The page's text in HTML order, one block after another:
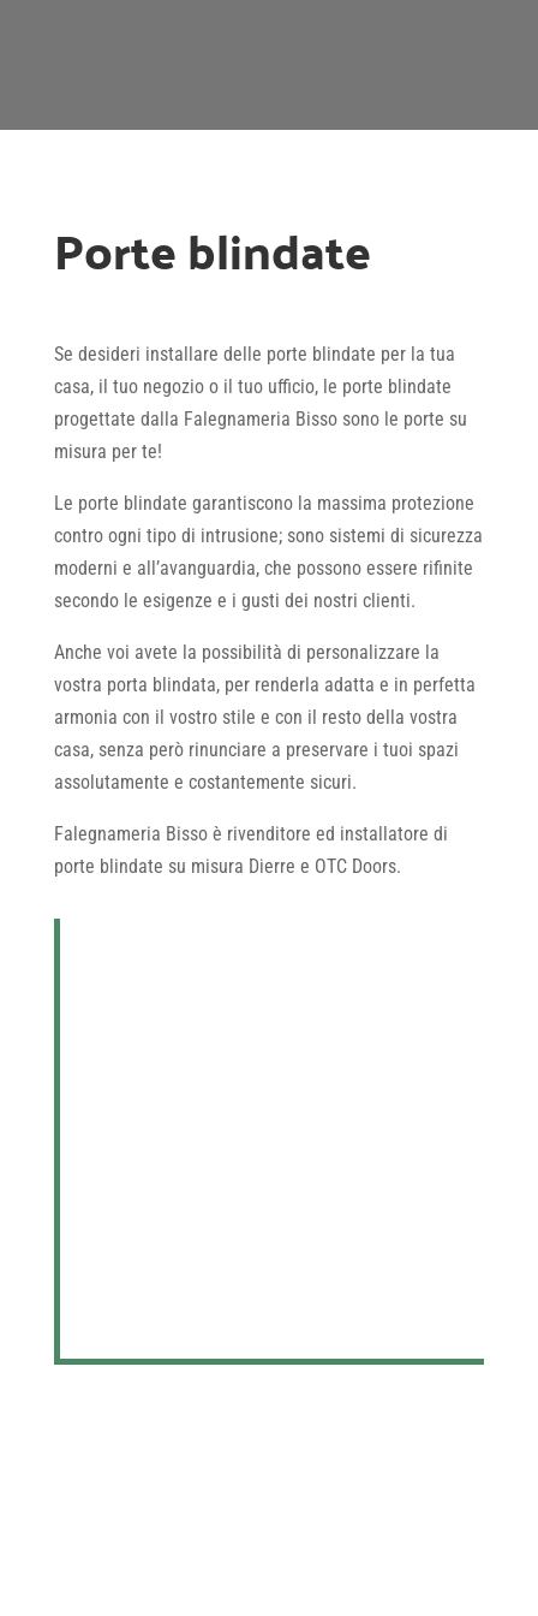
Porte blindate
Se desideri installare delle porte blindate per la tua
casa, il tuo negozio o il tuo ufficio, le porte blindate
progettate dalla Falegnameria Bisso sono le porte su
misura per te!
Le porte blindate garantiscono la massima protezione
contro ogni tipo di intrusione; sono sistemi di sicurezza
moderni e all’avanguardia, che possono essere rifinite
secondo le esigenze e i gusti dei nostri clienti.
Anche voi avete la possibilità di personalizzare la
vostra porta blindata, per renderla adatta e in perfetta
armonia con il vostro stile e con il resto della vostra
casa, senza però rinunciare a preservare i tuoi spazi
assolutamente e costantemente sicuri.
Falegnameria Bisso è rivenditore ed installatore di
porte blindate su misura Dierre e OTC Doors.